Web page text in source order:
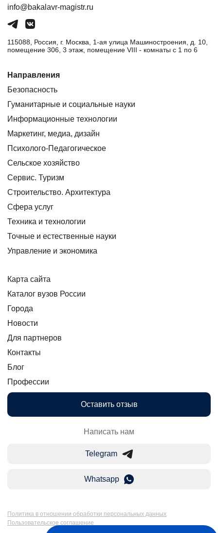
info@bakalavr-magistr.ru
115088, Россия, г. Москва, 1-ая улица Машиностроения, д. 10,
помещение 306, 3 этаж, помещение VIII - комнаты с 1 по 6
Направления
Безопасность
Гуманитарные и социальные науки
Информационные технологии
Маркетинг, медиа, дизайн
Психолого-Педагогическое
Сельское хозяйство
Сервис. Туризм
Строительство. Архитектура
Сфера услуг
Техника и технологии
Точные и естественные науки
Управление и экономика
Карта сайта
Каталог вузов России
Города
Новости
Для партнеров
Контакты
Блог
Профессии
Оставить отзыв
Написать нам
Telegram
Whatsapp
Политика в отношении обработки персональных данных
Пользовательское соглашение